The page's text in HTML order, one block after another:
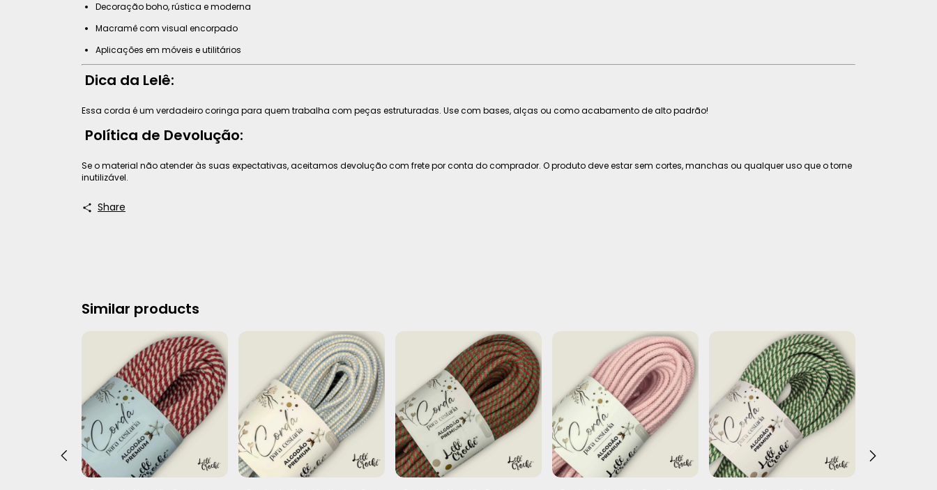
Decoração boho, rústica e moderna
Macramê com visual encorpado
Aplicações em móveis e utilitários
Dica da Lelê:
Essa corda é um verdadeiro coringa para quem trabalha com peças estruturadas. Use com bases, alças ou como acabamento de alto padrão!
Política de Devolução:
Se o material não atender às suas expectativas, aceitamos devolução com frete por conta do comprador. O produto deve estar sem cortes, manchas ou qualquer uso que o torne
inutilizável.
Share
Similar products